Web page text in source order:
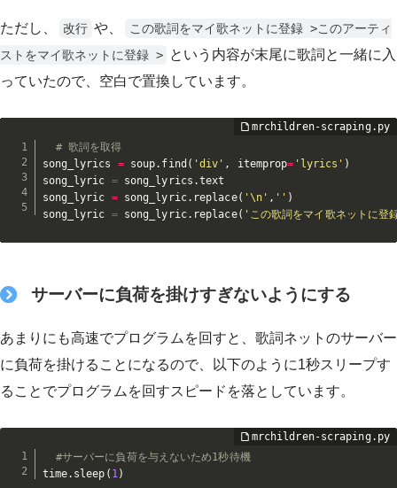
ただし、 改行 や、
この歌詞をマイ歌ネットに登録 >このアーティ
ストをマイ歌ネットに登録 > という内容が末尾に歌詞と一緒に入
っていたので、空白で置換しています。
# 歌詞を取得
song_lyrics = soup. find ( 'div' , itemprop= 'lyrics' )
song_lyric = song_lyrics .text
song_lyric = song_lyric. replace( '\n' , '' )
song_lyric = song_lyric. replace( 'この歌詞をマイ歌ネットに
サーバーに負荷を掛けすぎないようにする
あまりにも高速でプログラムを回すと、歌詞ネットのサーバー
に負荷を掛けることになるので、以下のように1秒スリープす
ることでプログラムを回すスピードを落としています。
#サーバーに負荷を与えないため1秒待機
time. sleep ( 1)